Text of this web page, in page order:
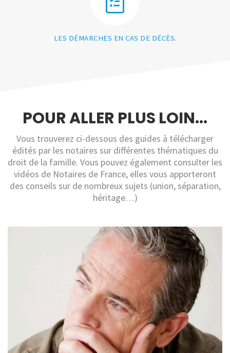
LES DÉMARCHES EN CAS DE DÉCÈS.
POUR ALLER PLUS LOIN...
Vous trouverez ci-dessous des guides à télécharger
édités par les notaires sur différentes thématiques du
droit de la famille. Vous pouvez également consulter les
vidéos de Notaires de France, elles vous apporteront
des conseils sur de nombreux sujets (union, séparation,
héritage…)